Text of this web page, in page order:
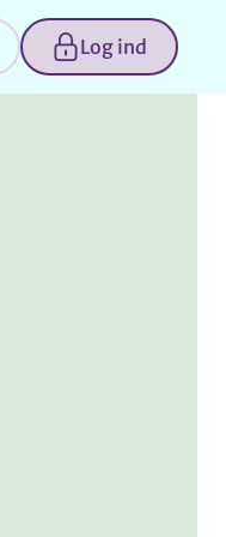
Log ind